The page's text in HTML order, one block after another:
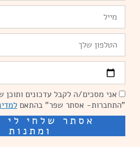
ומשפחה
הסכמהאני מסכים/ה לקבל עדכונים ותוכן
"התחברות- אסתר שפר" בהתאם
אסתר שלחי לי
ומתנות